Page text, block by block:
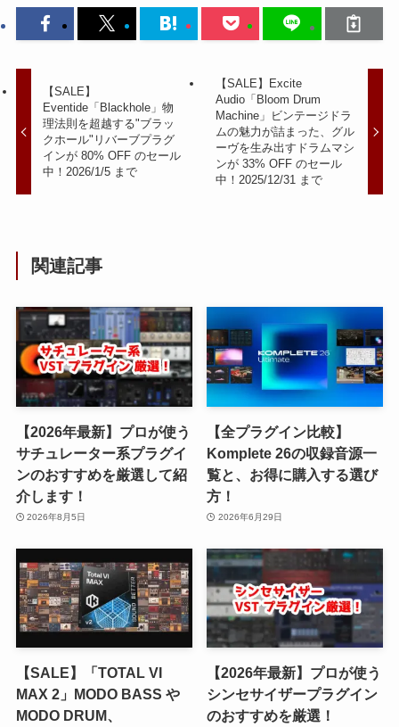
【SALE】
Eventide「Blackhole」物
理法則を超越する"ブラッ
クホール"リバーブプラグ
インが 80% OFF のセール
中！2026/1/5 まで
【SALE】Excite
Audio「Bloom Drum
Machine」ビンテージドラ
ムの魅力が詰まった、グル
ーヴを生み出すドラムマシ
ンが 33% OFF のセール
中！2025/12/31 まで
関連記事
【2026年最新】プロが使う
サチュレーター系プラグイ
ンのおすすめを厳選して紹
介します！
2026年8月5日
【全プラグイン比較】
Komplete 26の収録音源一
覧と、お得に購入する選び
方！
2026年6月29日
【SALE】「TOTAL VI
MAX 2」MODO BASS や
MODO DRUM、
【2026年最新】プロが使う
シンセサイザープラグイン
のおすすめを厳選！